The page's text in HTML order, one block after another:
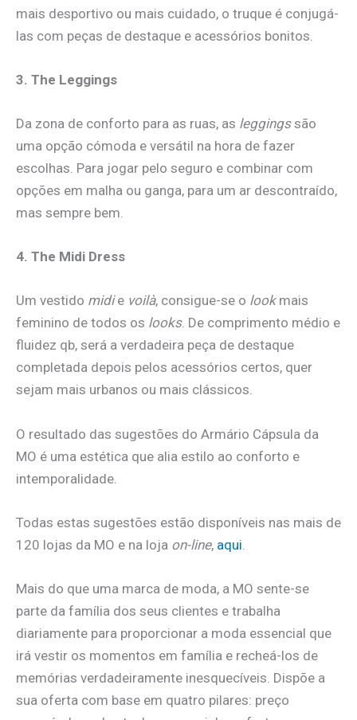
mais desportivo ou mais cuidado, o truque é conjugá-
las com peças de destaque e acessórios bonitos.
3. The Leggings
Da zona de conforto para as ruas, as leggingssão
uma opção cómoda e versátil na hora de fazer
escolhas. Para jogar pelo seguro e combinar com
opções em malha ou ganga, para um ar descontraído,
mas sempre bem.
4. The Midi Dress
Um vestido midie voilà, consigue-se o lookmais
feminino de todos os looks. De comprimento médio e
fluidez qb, será a verdadeira peça de destaque
completada depois pelos acessórios certos, quer
sejam mais urbanos ou mais clássicos.
O resultado das sugestões do Armário Cápsula da
MO é uma estética que alia estilo ao conforto e
intemporalidade.
Todas estas sugestões estão disponíveis nas mais de
120 lojas da MO e na loja on-line, aqui
Mais do que uma marca de moda, a MO sente-se
parte da família dos seus clientes e trabalha
diariamente para proporcionar a moda essencial que
irá vestir os momentos em família e recheá-los de
memórias verdadeiramente inesquecíveis. Dispõe a
sua oferta com base em quatro pilares: preço